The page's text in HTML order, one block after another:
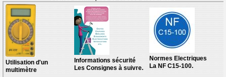
Utilisation d'un
multimètre
Informations sécurité
Les Consignes à suivre.
Normes Electriques
La NF C15-100.